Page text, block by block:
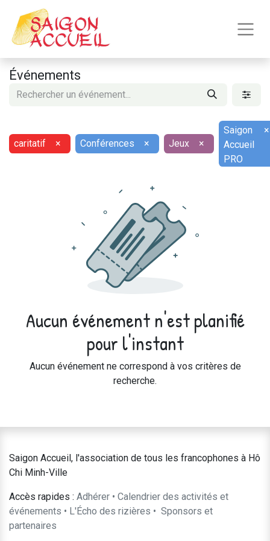
Événements
caritatif × Conférences × Jeux ×
Saigon
Accueil
PRO
×
Aucun événement n'est planifié
pour l'instant
Aucun événement ne correspond à vos critères de
recherche.
Saigon Accueil, l'association de tous les francophones à Hô
Chi Minh-Ville
Accès rapides : Adhérer • Calendrier des activités et
événements • L'Écho des rizières • ​Sponsors et
partenaires​​